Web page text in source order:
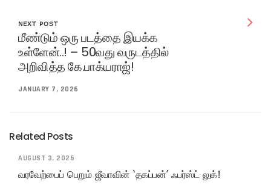
NEXT POST
மீண்டும் ஒரு படத்தை இயக்க
உள்ளேன்..! – 50வது வருடத்தில்
அறிவித்த கே.பாக்யராஜ்!
JANUARY 7, 2026
Related Posts
AUGUST 3, 2026
வரவேற்பைப் பெறும் ஜீவாவின் ‘தகப்பன்’ ஃபர்ஸ்ட் லுக்!